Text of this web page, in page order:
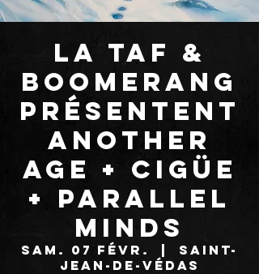
La TAF &
BOOMERANG
présentent
ANOTHER
AGE + CIGÜE
+ PARALLEL
MINDS
sam. 07 févr.
Saint-
Jean-de-Védas